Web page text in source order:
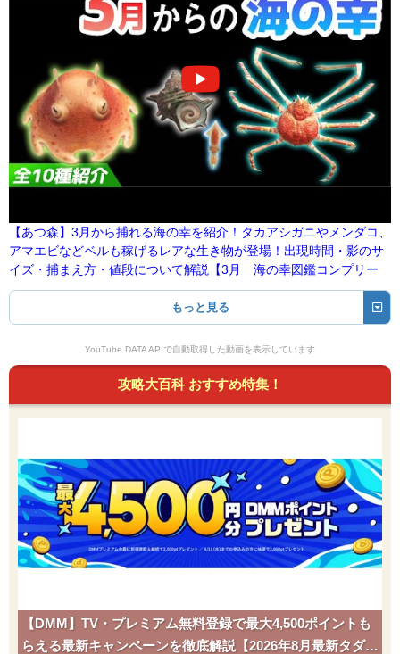
【あつ森】3月から捕れる海の幸を紹介！タカアシガニやメンダコ、
アマエビなどベルも稼げるレアな生き物が登場！出現時間・影のサ
イズ・捕まえ方・値段について解説【3月 海の幸図鑑コンプリー
ト】
もっと見る
YouTube DATA APIで自動取得した動画を表示しています
攻略大百科 おすすめ特集！
【DMM】TV・プレミアム無料登録で最大4,500ポイントも
らえる最新キャンペーンを徹底解説【2026年8月最新タダポ